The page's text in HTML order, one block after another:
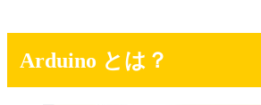
Arduino とは？